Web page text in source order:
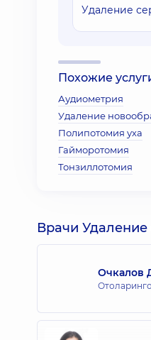
Удаление
Похожие
Аудиометрия
Удаление
Полипотомия уха
Гайморотомия
Тонзиллотомия
Врачи
Очкалов